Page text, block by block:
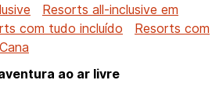
Resorts all-inclusive em
com tudo incluído
Resorts com
ao ar livre